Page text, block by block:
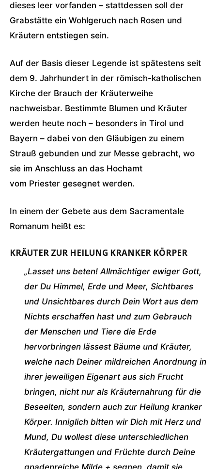
dieses leer vorfanden – stattdessen soll der
Grabstätte ein Wohlgeruch nach Rosen und
Kräutern entstiegen sein.
Auf der Basis dieser Legende ist spätestens seit
dem 9. Jahrhundert in der römisch-katholischen
Kirche der Brauch der Kräuterweihe
nachweisbar. Bestimmte Blumen und Kräuter
werden heute noch – besonders in Tirol und
Bayern – dabei von den Gläubigen zu einem
Strauß gebunden und zur Messe gebracht, wo
sie im Anschluss an das Hochamt
vom Priester gesegnet werden.
In einem der Gebete aus dem Sacramentale
Romanum heißt es:
KRÄUTER ZUR HEILUNG KRANKER KÖRPER
„Lasset uns beten! Allmächtiger ewiger Gott,
der Du Himmel, Erde und Meer, Sichtbares
und Unsichtbares durch Dein Wort aus dem
Nichts erschaffen hast und zum Gebrauch
der Menschen und Tiere die Erde
hervorbringen lässest Bäume und Kräuter,
welche nach Deiner mildreichen Anordnung in
ihrer jeweiligen Eigenart aus sich Frucht
bringen, nicht nur als Kräuternahrung für die
Beseelten, sondern auch zur Heilung kranker
Körper. Inniglich bitten wir Dich mit Herz und
Mund, Du wollest diese unterschiedlichen
Kräutergattungen und Früchte durch Deine
gnadenreiche Milde + segnen, damit sie